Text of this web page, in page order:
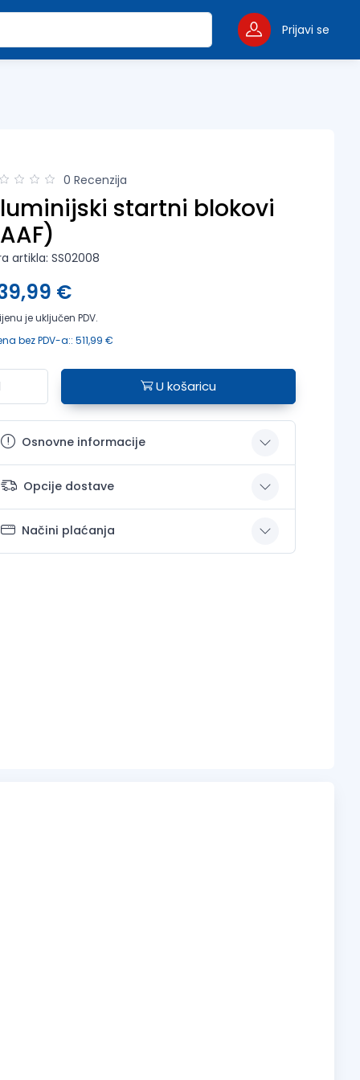
Prijavi se
0 Recenzija
startni blokovi
artikla: SS02008
€
je uključen PDV.
bez PDV-a:: 511,99 €
U košaricu
Osnovne informacije
Opcije dostave
Načini plaćanja